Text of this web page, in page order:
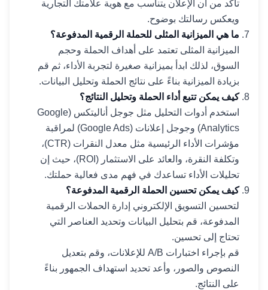
تأكد من أن الإعلان يتناسب مع هوية علامتك التجارية
ويعكس رسالتك بوضوح.
ما هي الميزانية المثلى للحملة الرقمية المدفوعة؟
الميزانية المثلى تعتمد على أهداف الحملة وحجم
السوق، لذلك ابدأ بميزانية صغيرة لتجربة الأداء، ثم قم
بزيادة الميزانية بناءً على نتائج الحملة وتحليل البيانات.
كيف يمكن تتبع أداء الحملة وتحليل النتائج؟
استخدم أدوات التحليل مثل جوجل أناليتكس (Google
Analytics) وجوجل إعلانات (Google Ads) لمراقبة
مؤشرات الأداء الرئيسية مثل معدل النقرات (CTR)،
وتكلفة النقرة، والعائد على الاستثمار (ROI)، حيث إن
تحليلات الأداء تساعدك في فهم مدى فعالية حملتك.
كيف يمكن تحسين الحملة الرقمية المدفوعة؟
لتحسين التسويق الإلكتروني إدارة الحملات الرقمية
المدفوعة، قم بتحليل البيانات وتحديد العناصر التي
تحتاج إلى تحسين.
قم بإجراء اختبارات A/B للإعلانات، وقم بتعديل
النصوص والصور، وأعد تحديد استهداف الجمهور بناءً
على النتائج.